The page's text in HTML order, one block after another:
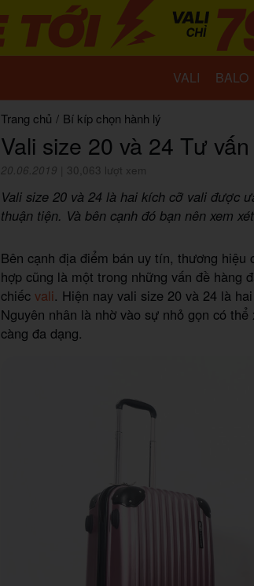
VALI BALO
Trang chủ / Bí kíp chọn hành lý
Vali size 20 và 24 Tư
20.06.2019 30,063 lượt xem
Vali size 20 và 24 là hai kích cỡ vali được
thuận tiện. Và bên cạnh đó bạn nên xem
Bên cạnh địa điểm bán uy tín, thương
hợp cũng là một trong những vấn đề hàng
chiếc vali. Hiện nay vali size 20 và 24 là
Nguyên nhân là nhờ vào sự nhỏ gọn có
càng đa dạng.